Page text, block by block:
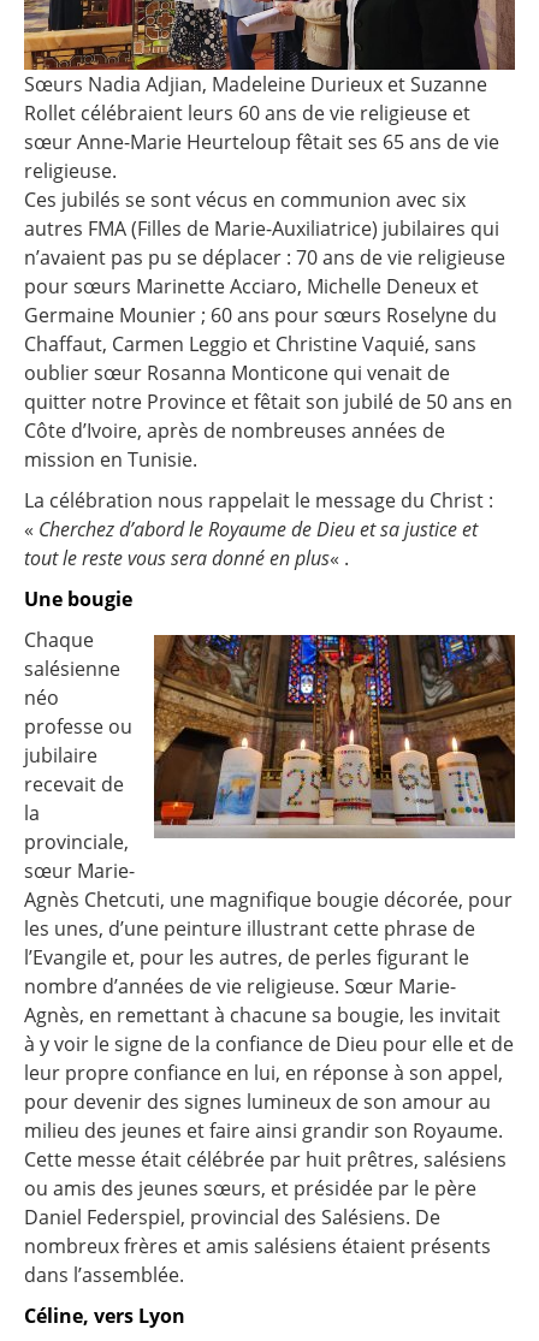
Sœurs Nadia Adjian, Madeleine Durieux et Suzanne
Rollet célébraient leurs 60 ans de vie religieuse et
sœur Anne-Marie Heurteloup fêtait ses 65 ans de vie
religieuse.
Ces jubilés se sont vécus en communion avec six
autres FMA (Filles de Marie-Auxiliatrice) jubilaires qui
n’avaient pas pu se déplacer : 70 ans de vie religieuse
pour sœurs Marinette Acciaro, Michelle Deneux et
Germaine Mounier ; 60 ans pour sœurs Roselyne du
Chaffaut, Carmen Leggio et Christine Vaquié, sans
oublier sœur Rosanna Monticone qui venait de
quitter notre Province et fêtait son jubilé de 50 ans en
Côte d’Ivoire, après de nombreuses années de
mission en Tunisie.
La célébration nous rappelait le message du Christ :
« Cherchez d’abord le Royaume de Dieu et sa justice et
tout le reste vous sera donné en plus« .
Une bougie
Chaque
salésienne
néo
professe ou
jubilaire
recevait de
la
provinciale,
sœur Marie-
Agnès Chetcuti, une magnifique bougie décorée, pour
les unes, d’une peinture illustrant cette phrase de
l’Evangile et, pour les autres, de perles figurant le
nombre d’années de vie religieuse. Sœur Marie-
Agnès, en remettant à chacune sa bougie, les invitait
à y voir le signe de la confiance de Dieu pour elle et de
leur propre confiance en lui, en réponse à son appel,
pour devenir des signes lumineux de son amour au
milieu des jeunes et faire ainsi grandir son Royaume.
Cette messe était célébrée par huit prêtres, salésiens
ou amis des jeunes sœurs, et présidée par le père
Daniel Federspiel, provincial des Salésiens. De
nombreux frères et amis salésiens étaient présents
dans l’assemblée.
Céline, vers Lyon